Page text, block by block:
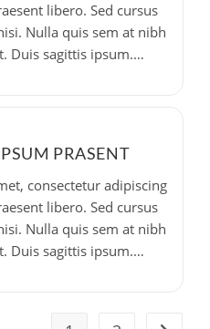
libero. Sed cursus
Nulla quis sem at nibh
Duis sagittis ipsum.…
PRASENT
consectetur adipiscing
libero. Sed cursus
Nulla quis sem at nibh
Duis sagittis ipsum.…